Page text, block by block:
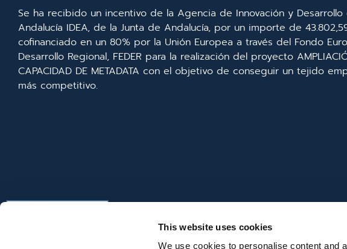
This website uses cookies
We use cookies to personalise content and
Se ha recibido un incentivo de la Agencia de Innovación y Desarrollo
Andalucía IDEA, de la Junta de Andalucía, por un importe de
cofinanciado en un 80% por la Unión Europea a través del Fondo
Desarrollo Regional, FEDER para la realización del proyecto
CAPACIDAD DE METADATA con el objetivo de conseguir un tejido
más competitivo.